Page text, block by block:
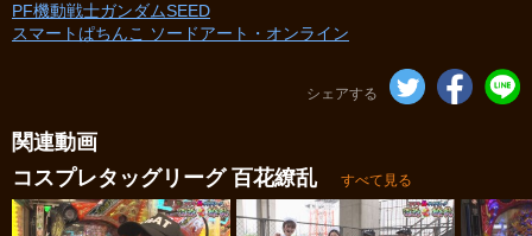
PF機動戦士ガンダムSEED
スマートぱちんこ ソードアート・オンライン
シェアする
関連動画
コスプレタッグリーグ 百花繚乱
すべて見る